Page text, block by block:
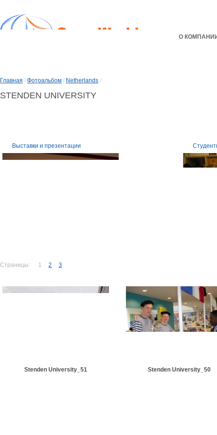
О
Главная / Фотоальбом / Netherlands /
STENDEN UNIVERSITY
Выставки и презентации
Страницы: 1 2 3
Stenden University_51 Stenden University_50